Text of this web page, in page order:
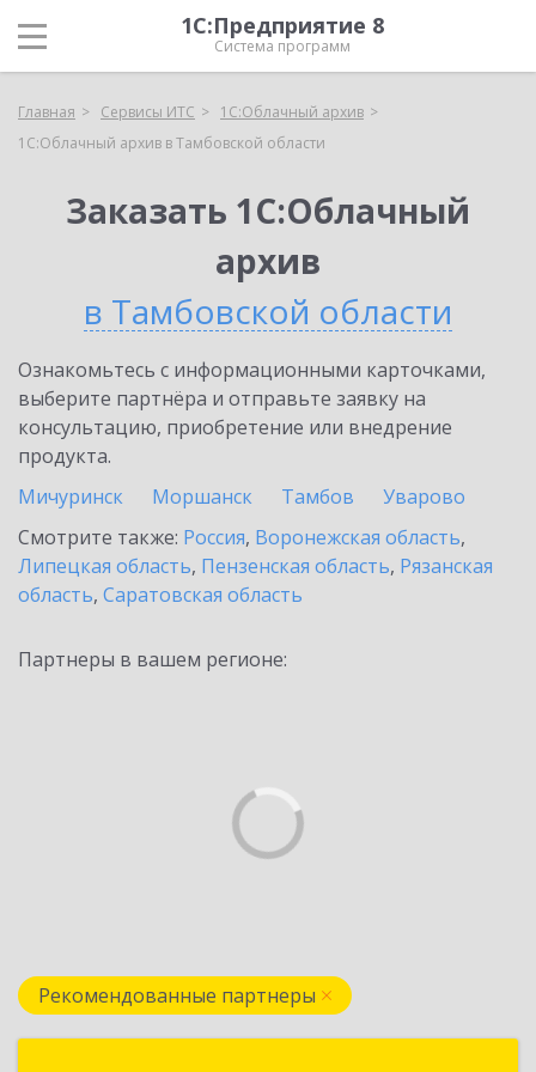
1С:Предприятие 8
Система программ
Главная Сервисы ИТС
1С:Облачный архив
1С:Облачный архив в Тамбовской области
Заказать 1С:Облачный
архив
в Тамбовской области
Ознакомьтесь с информационными карточками,
выберите партнёра и отправьте заявку на
консультацию, приобретение или внедрение
продукта.
Мичуринск
Моршанск Тамбов
Уварово
Смотрите также: Россия, Воронежская область,
Липецкая область, Пензенская область, Рязанская
область, Саратовская область
Партнеры в вашем регионе:
Рекомендованные партнеры